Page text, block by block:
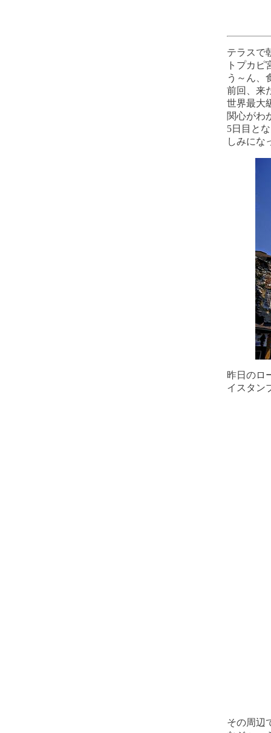
テラスで
トプカピ
う～ん、
前回、来
世界最大
関心がわ
5日目と
しみにな
昨日のロ
イスタン
その周辺